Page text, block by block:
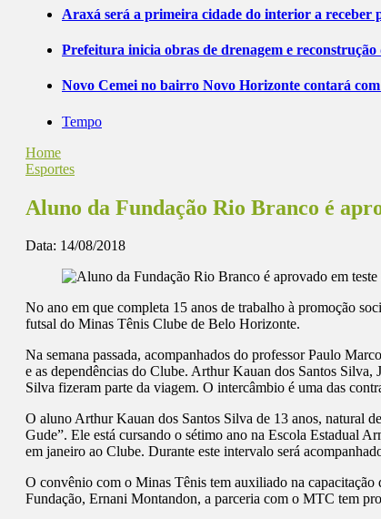
Araxá será a primeira cidade do interior a receber
Prefeitura inicia obras de drenagem e
Novo Cemei no bairro Novo Horizonte contará
Tempo
Home
Esportes
Aluno da Fundação Rio Branco é
Data: 14/08/2018
No ano em que completa 15 anos de trabalho à promoção
futsal do Minas Tênis Clube de Belo Horizonte.
Na semana passada, acompanhados do professor Paulo
e as dependências do Clube. Arthur Kauan dos Santos
Silva fizeram parte da viagem. O intercâmbio é uma das
O aluno Arthur Kauan dos Santos Silva de 13 anos, natural
Gude”. Ele está cursando o sétimo ano na Escola Estadual
em janeiro ao Clube. Durante este intervalo será
O convênio com o Minas Tênis tem auxiliado na capacitação
Fundação, Ernani Montandon, a parceria com o MTC tem